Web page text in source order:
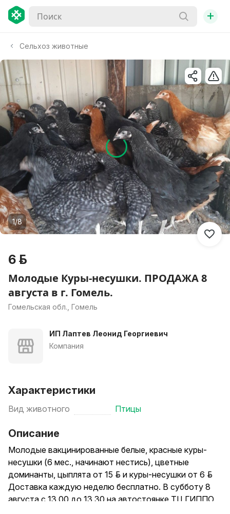
+
Сельхоз животные
1/8
6 р.
Молодые Куры-несушки. ПРОДАЖА 8
августа в г. Гомель.
Гомельская обл., Гомель
ИП Лаптев Леонид Георгиевич
Компания
Характеристики
Вид животного Птицы
Описание
Молодые вакцинированные белые, красные куры-
несушки (6 мес., начинают нестись), цветные
доминанты, цыплята от 15 руб. и куры-несушки от 6 руб.
Доставка каждую неделю бесплатно. В субботу 8
августа с 13.00 до 13.30 на автостоянке ТЦ ГИППО